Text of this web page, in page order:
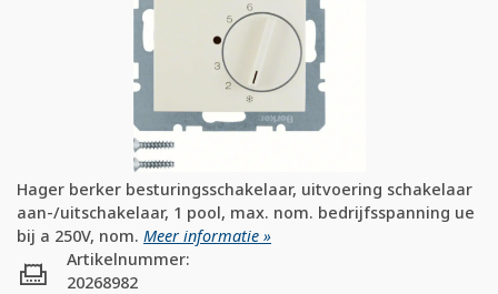
Hager berker besturingsschakelaar, uitvoering schakelaar
aan-/uitschakelaar, 1 pool, max. nom. bedrijfsspanning ue
bij a 250V, nom. Meer informatie »
Artikelnummer:
20268982